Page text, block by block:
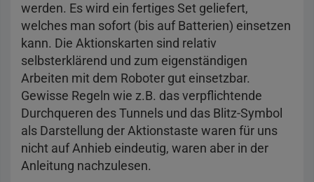
werden. Es wird ein fertiges Set geliefert,
welches man sofort (bis auf Batterien) einsetzen
kann. Die Aktionskarten sind relativ
selbsterklärend und zum eigenständigen
Arbeiten mit dem Roboter gut einsetzbar.
Gewisse Regeln wie z.B. das verpflichtende
Durchqueren des Tunnels und das Blitz-Symbol
als Darstellung der Aktionstaste waren für uns
nicht auf Anhieb eindeutig, waren aber in der
Anleitung nachzulesen.